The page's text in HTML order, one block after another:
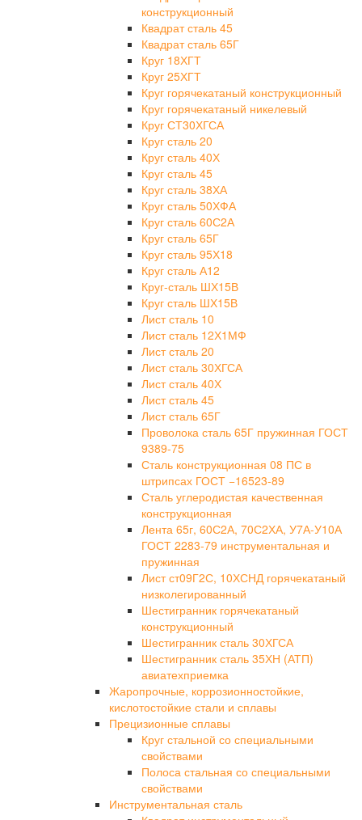
конструкционный
Квадрат сталь 45
Квадрат сталь 65Г
Круг 18ХГТ
Круг 25ХГТ
Круг горячекатаный конструкционный
Круг горячекатаный никелевый
Круг СТ30ХГСА
Круг сталь 20
Круг сталь 40Х
Круг сталь 45
Круг сталь 38ХА
Круг сталь 50ХФА
Круг сталь 60С2А
Круг сталь 65Г
Круг сталь 95Х18
Круг сталь А12
Круг-сталь ШХ15В
Круг сталь ШХ15В
Лист сталь 10
Лист сталь 12Х1МФ
Лист сталь 20
Лист сталь 30ХГСА
Лист сталь 40Х
Лист сталь 45
Лист сталь 65Г
Проволока сталь 65Г пружинная ГОСТ
9389-75
Сталь конструкционная 08 ПС в
штрипсах ГОСТ −16523-89
Сталь углеродистая качественная
конструкционная
Лента 65г, 60С2А, 70С2ХА, У7А-У10А
ГОСТ 2283-79 инструментальная и
пружинная
Лист ст09Г2С, 10ХСНД горячекатаный
низколегированный
Шестигранник горячекатаный
конструкционный
Шестигранник сталь 30ХГСА
Шестигранник сталь 35ХН (АТП)
авиатехприемка
Жаропрочные, коррозионностойкие,
кислотостойкие стали и сплавы
Прецизионные сплавы
Круг стальной со специальными
свойствами
Полоса стальная со специальными
свойствами
Инструментальная сталь